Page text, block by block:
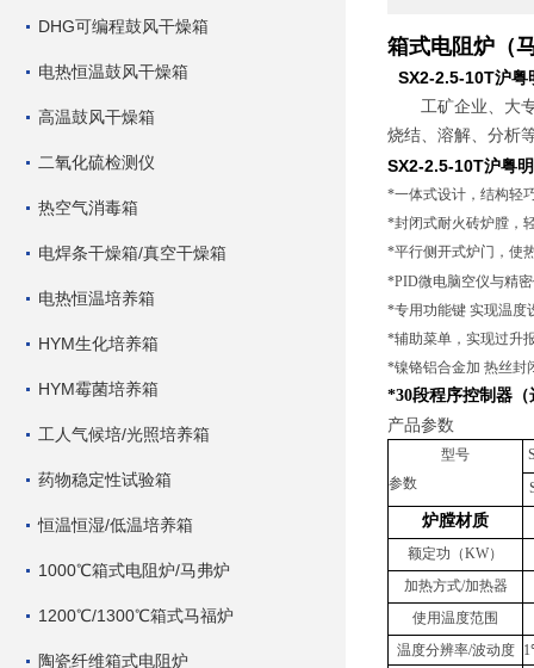
DHG可编程鼓风干燥箱
电热恒温鼓风干燥箱
高温鼓风干燥箱
二氧化硫检测仪
热空气消毒箱
电焊条干燥箱/真空干燥箱
电热恒温培养箱
HYM生化培养箱
HYM霉菌培养箱
工人气候培/光照培养箱
药物稳定性试验箱
恒温恒湿/低温培养箱
1000℃箱式电阻炉/马弗炉
1200℃/1300℃箱式马福炉
陶瓷纤维箱式电阻炉
箱式电阻炉（
SX2-2.5-10T沪粤
工矿企业、大
烧结、溶解、分析
SX2-2.5-10T沪粤
*一体式设计，结构轻
*封闭式耐火砖炉膛，
*平行侧开式炉门，使
*PID微电脑空仪与精
*专用功能键 实现温度
*辅助菜单，实现过升
*镍铬铝合金加 热丝封
*30段程序控制器（
产品参数
型号
参数
炉膛材质
额定功（KW）
加热方式/加热器
使用温度范围
温度分辨率/波动度